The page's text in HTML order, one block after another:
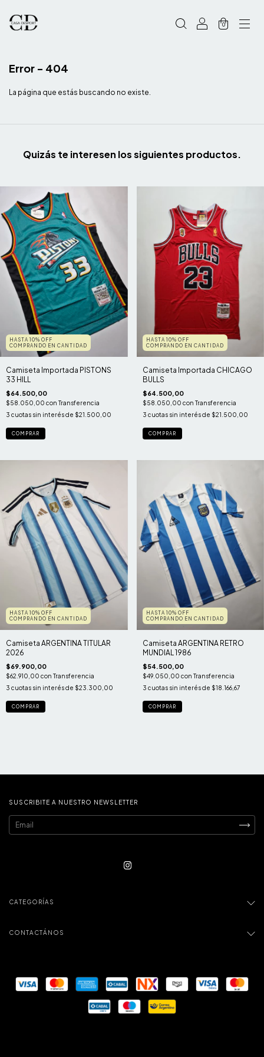
0
Error - 404
La página que estás buscando no existe.
Quizás te interesen los siguientes productos.
HASTA 10% OFF
COMPRANDO EN CANTIDAD
Camiseta Importada PISTONS
33 HILL
$64.500,00
$58.050,00 con Transferencia
3 cuotas sin interés de $21.500,00
COMPRAR
HASTA 10% OFF
COMPRANDO EN CANTIDAD
Camiseta Importada CHICAGO
BULLS
$64.500,00
$58.050,00 con Transferencia
3 cuotas sin interés de $21.500,00
COMPRAR
HASTA 10% OFF
COMPRANDO EN CANTIDAD
Camiseta ARGENTINA TITULAR
2026
$69.900,00
$62.910,00 con Transferencia
3 cuotas sin interés de $23.300,00
COMPRAR
HASTA 10% OFF
COMPRANDO EN CANTIDAD
Camiseta ARGENTINA RETRO
MUNDIAL 1986
$54.500,00
$49.050,00 con Transferencia
3 cuotas sin interés de $18.166,67
COMPRAR
SUSCRIBITE A NUESTRO NEWSLETTER
CATEGORÍAS
CONTACTÁNOS